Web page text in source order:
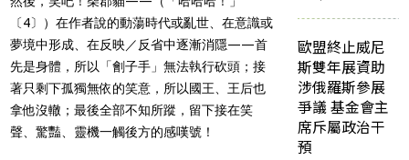
〔4〕
）在作者說的動蕩時代或亂世、在意識或
夢境中形成、在反映／反省中逐漸消隱——首
先是身體，所以「劊子手」無法執行砍頭；接
著只剩下孤獨無依的笑意，所以國王、王后也
拿他沒轍；最後全部不知所蹤，留下接在笑
聲、驚豔、靈機一觸後方的感嘆號！
歐盟終止威尼
斯雙年展資助
涉俄羅斯參展
爭議 基金會主
席斥屬政治干
預